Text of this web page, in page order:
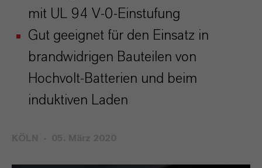
mit UL 94 V-0-Einstufung
Gut geeignet für den Einsatz in
brandwidrigen Bauteilen von
Hochvolt-Batterien und beim
induktiven Laden